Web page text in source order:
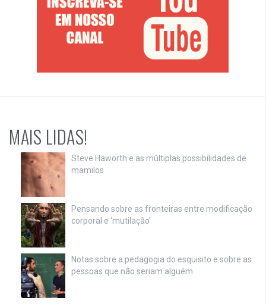
MAIS LIDAS!
Steve Haworth e as múltiplas possibilidades de
mamilos
Pensando sobre as fronteiras entre modificação
corporal e ‘mutilação’
Notas sobre a pedagogia do esquisito e sobre as
pessoas que não seriam alguém